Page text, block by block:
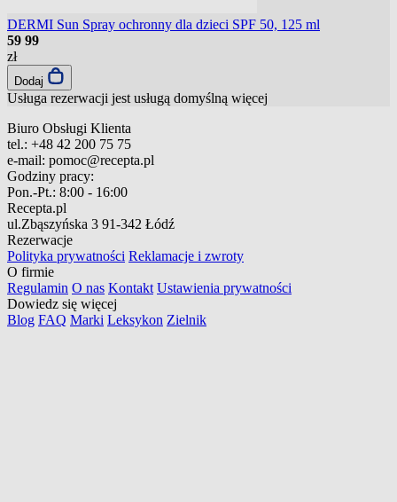
DERMI Sun Spray ochronny dla dzieci SPF 50, 125 ml
59 99
zł
Dodaj
Usługa rezerwacji jest usługą domyślną więcej
Biuro Obsługi Klienta
tel.: +48 42 200 75 75
e-mail: pomoc@recepta.pl
Godziny pracy:
Pon.-Pt.: 8:00 - 16:00
Recepta.pl
ul.Zbąszyńska 3 91-342 Łódź
Rezerwacje
Polityka prywatności Reklamacje i zwroty
O firmie
Regulamin O nas Kontakt Ustawienia prywatności
Dowiedz się więcej
Blog FAQ Marki Leksykon Zielnik